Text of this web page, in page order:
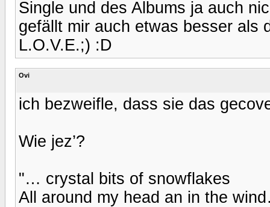
Single und des Albums ja auch
gefällt mir auch etwas besser als
L.O.V.E.;) :D
Ovi
ich bezweifle, dass sie das
Wie jez’?
"… crystal bits of snowflakes
All around my head an in the